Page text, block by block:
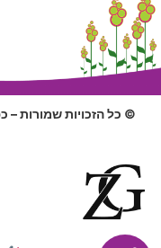
© כל הזכויות שמורות –